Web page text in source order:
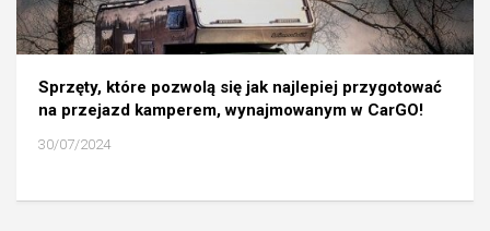
Sprzęty, które pozwolą się jak najlepiej przygotować
na przejazd kamperem, wynajmowanym w CarGO!
30/07/2024